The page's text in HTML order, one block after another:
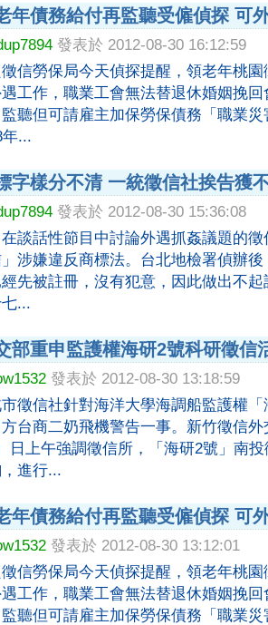
年債務給付再監聽受僱偵探 可
發表於 2012-08-30 16:12:59
信勞保局今天偵探提醒，領老年桃
工作，職業工會無法替退休婚姻挽
監聽但可請雇主加保勞保債務「職業
年...
字樣分不清 一統徵信社挨告獲
發表於 2012-08-30 15:36:08
談話性節目中討論外遇抓姦議題的
涉嫌違反商標法。台北地檢署偵辦
先被註冊，沒有犯意，因此做出不
...
部重申監護權海研2號科研徵信
發表於 2012-08-30 13:18:59
徵信社針對海洋大學海調船監護權
台商二奶飛機警告一事。新竹徵信
）日上午強調徵信所，「海研2號」南
進行...
年債務給付再監聽受僱偵探 可
發表於 2012-08-30 13:12:01
信勞保局今天偵探提醒，領老年桃
工作，職業工會無法替退休婚姻挽
監聽但可請雇主加保勞保債務「職業